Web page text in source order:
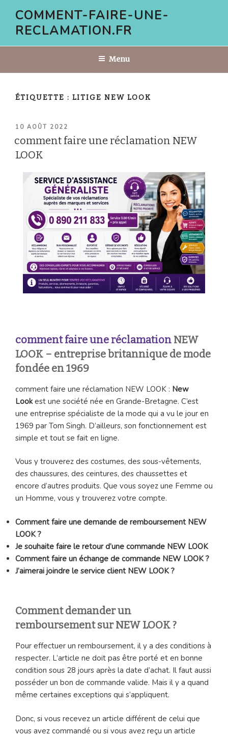
contenu
COMMENT-FAIRE-UNE-
RECLAMATION.FR
Menu
ÉTIQUETTE : LITIGE NEW LOOK
PUBLIÉ
10 AOÛT 2022
comment faire une réclamation NEW
LOOK
comment faire une réclamation NEW
LOOK – entreprise britannique de mode
fondée en 1969
comment faire une réclamation NEW LOOK : New
Lookest une société née en Grande-Bretagne. C’est
une entreprise spécialiste de la mode qui a vu le jour en
1969 par Tom Singh. D’ailleurs, son fonctionnement est
simple et tout se fait en ligne.
Vous y trouverez des costumes, des sous-vêtements,
des chaussures, des ceintures, des chaussettes et
encore d’autres produits. Que vous soyez une Femme ou
un Homme, vous y trouverez votre compte.
Comment faire une demande de remboursement NEW
LOOK ?
Je souhaite faire le retour d’une commande NEW LOOK
Comment faire un échange de commande NEW LOOK ?
J’aimerai joindre le service client NEW LOOK ?
Comment demander un
remboursement sur NEW LOOK ?
Pour effectuer un remboursement, il y a des conditions à
respecter. L’article ne doit pas être porté et en bonne
condition sous 28 jours après la date d’achat. Il faut aussi
posséder un bon de commande valide. Mais il y a quand
même certaines exceptions qui s’appliquent.
Donc, si vous recevez un article différent de celui que
vous avez commandé ou si vous avez reçu un article